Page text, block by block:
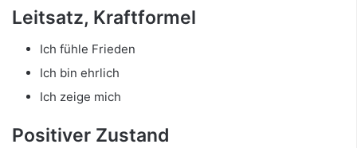
Leitsatz, Kraftformel
Ich fühle Frieden
Ich bin ehrlich
Ich zeige mich
Positiver Zustand